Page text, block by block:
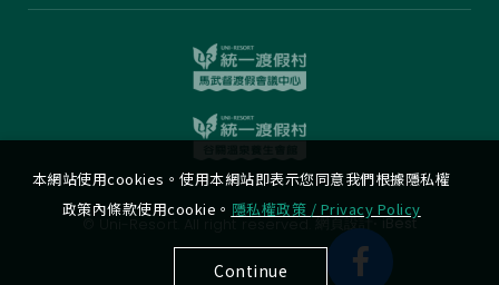
© Uni-Resort. All right reserved. 網頁設計‧iBest
本網站使用cookies。使用本網站即表示您同意我們根據隱私權
政策內條款使用cookie。 隱私權政策 / Privacy Policy
Continue